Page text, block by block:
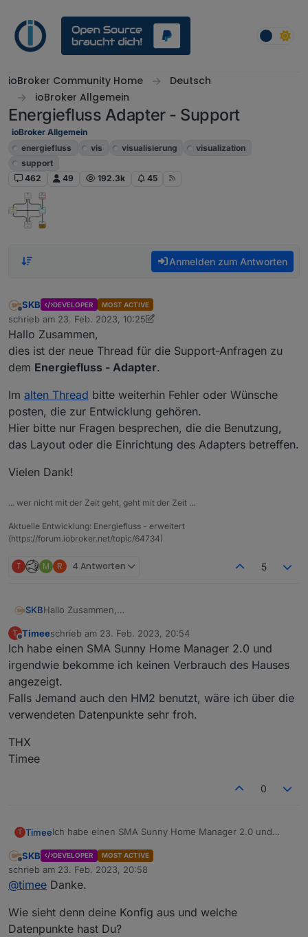
ioBroker Community Home
Deutsch
ioBroker Allgemein
Energiefluss Adapter - Support
ioBroker Allgemein
energiefluss
vis visualisierung
visualization
support
462
49 192.3k 45
Anmelden zum Antworten
Offline
SKB DEVELOPER MOST ACTIVE
schrieb am 23. Feb. 2023, 10:25
zuletzt editiert von SKB
Hallo Zusammen,
dies ist der neue Thread für die Support-Anfragen zu
dem Energiefluss - Adapter.
Im alten Thread bitte weiterhin Fehler oder Wünsche
posten, die zur Entwicklung gehören.
Hier bitte nur Fragen besprechen, die die Benutzung,
das Layout oder die Einrichtung des Adapters betreffen.
Vielen Dank!
... wer nicht mit der Zeit geht, geht mit der Zeit ...
Aktuelle Entwicklung: Energiefluss - erweitert
(https://forum.iobroker.net/topic/64734)
T M R 4 Antworten 5
SKBHallo Zusammen,
demEnergiefluss - Adapter .
Imalten Threadbitte weiterhin Fehler oder Wünsche
posten, die zur Entwicklung gehören.
Hier bitte nur Fragen besprechen, die die Benutzung, das
Layout oder die Einrichtung des Adapters betreffen.
Vielen Dank!
T
Offline
Timeeschrieb am 23. Feb. 2023, 20:54
zuletzt editiert von
Ich habe einen SMA Sunny Home Manager 2.0 und
irgendwie bekomme ich keinen Verbrauch des Hauses
angezeigt.
Falls Jemand auch den HM2 benutzt, wäre ich über die
verwendeten Datenpunkte sehr froh.
THX
Timee
0
T TimeeIch habe einen SMA Sunny Home Manager 2.0 und
angezeigt.
Falls Jemand auch den HM2 benutzt, wäre ich über die
verwendeten Datenpunkte sehr froh.
THX
Timee
Offline
SKB DEVELOPER MOST ACTIVE
schrieb am 23. Feb. 2023, 20:58
zuletzt editiert von
@timee Danke.
Wie sieht denn deine Konfig aus und welche
Datenpunkte hast Du?